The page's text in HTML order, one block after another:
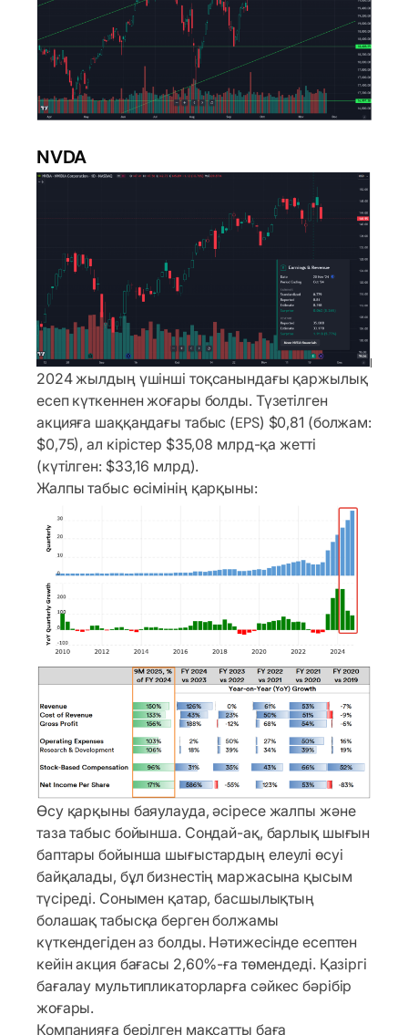
NVDA
2024 жылдың үшінші тоқсанындағы қаржылық
есеп күткеннен жоғары болды. Түзетілген
акцияға шаққандағы табыс (EPS) $0,81 (болжам:
$0,75), ал кірістер $35,08 млрд-қа жетті
(күтілген: $33,16 млрд).
Жалпы табыс өсімінің қарқыны:
Өсу қарқыны баяулауда, әсіресе жалпы және
таза табыс бойынша. Сондай-ақ, барлық шығын
баптары бойынша шығыстардың елеулі өсуі
байқалады, бұл бизнестің маржасына қысым
түсіреді. Сонымен қатар, басшылықтың
болашақ табысқа берген болжамы
күткендегіден аз болды. Нәтижесінде есептен
кейін акция бағасы 2,60%-ға төмендеді. Қазіргі
бағалау мультипликаторларға сәйкес бәрібір
жоғары.
Компанияға берілген мақсатты баға